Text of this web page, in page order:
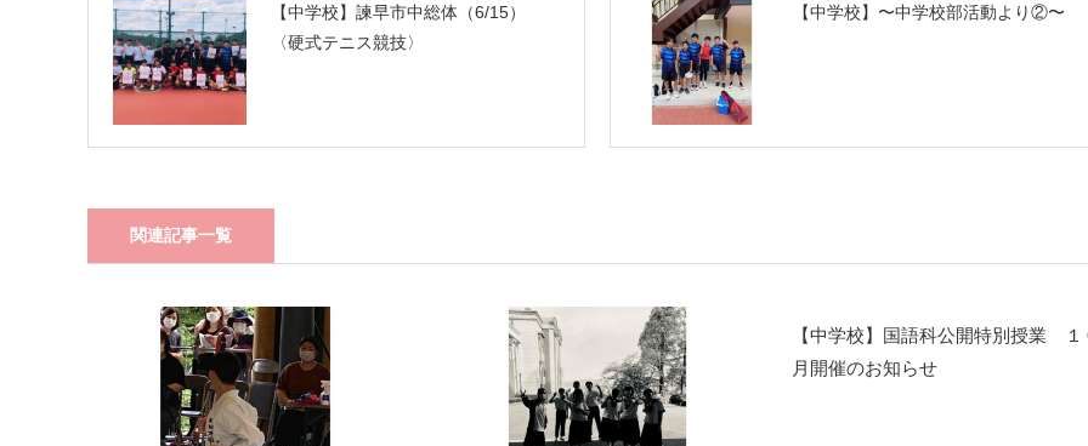
【中学校】諫早市中総体（6/15）
〈硬式テニス競技〉
【中学校】〜中学校部活動より②〜
関連記事一覧
【中学校】国語科公開特別授業 １
月開催のお知らせ